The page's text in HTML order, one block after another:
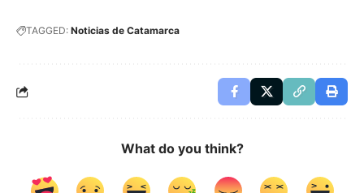
TAGGED: Noticias de Catamarca
What do you think?